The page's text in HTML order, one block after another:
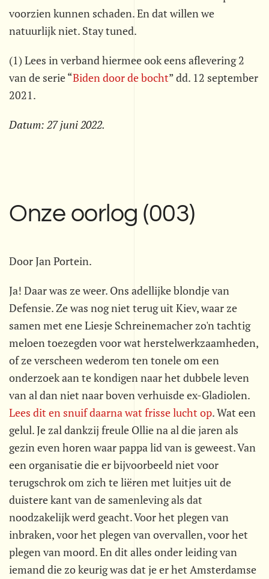
voorzien kunnen schaden. En dat willen we
natuurlijk niet. Stay tuned.
(1) Lees in verband hiermee ook eens aflevering 2
van de serie “Biden door de bocht” dd. 12 september
2021.
Datum: 27 juni 2022.
Onze oorlog (003)
Door Jan Portein.
Ja! Daar was ze weer. Ons adellijke blondje van
Defensie. Ze was nog niet terug uit Kiev, waar ze
samen met ene Liesje Schreinemacher zo'n tachtig
meloen toezegden voor wat herstelwerkzaamheden,
of ze verscheen wederom ten tonele om een
onderzoek aan te kondigen naar het dubbele leven
van al dan niet naar boven verhuisde ex-Gladiolen.
Lees dit en snuif daarna wat frisse lucht op. Wat een
gelul. Je zal dankzij freule Ollie na al die jaren als
gezin even horen waar pappa lid van is geweest. Van
een organisatie die er bijvoorbeeld niet voor
terugschrok om zich te liëren met luitjes uit de
duistere kant van de samenleving als dat
noodzakelijk werd geacht. Voor het plegen van
inbraken, voor het plegen van overvallen, voor het
plegen van moord. En dit alles onder leiding van
iemand die zo keurig was dat je er het Amsterdamse